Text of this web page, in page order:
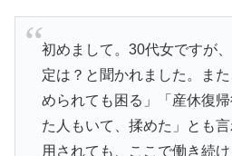
初めまして。30代女ですが
定は？と聞かれました。ま
められても困る」「産休復
た人もいて、揉めた」とも
用されても、ここで働き続